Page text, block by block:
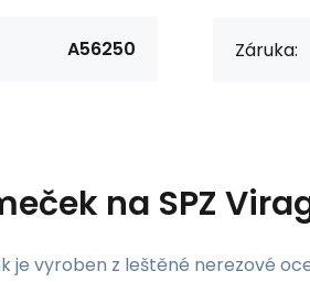
A56250 Záruka:
na SPZ
je vyroben z leštěné nerezové